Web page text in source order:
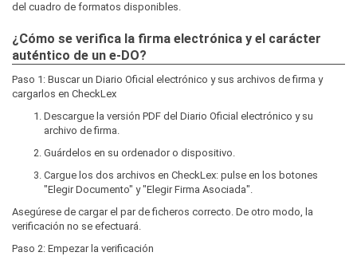
del cuadro de formatos disponibles.
¿Cómo se verifica la firma electrónica y el carácter
auténtico de un e-DO?
Paso 1: Buscar un Diario Oficial electrónico y sus archivos de firma y
cargarlos en CheckLex
Descargue la versión PDF del Diario Oficial electrónico y su
archivo de firma.
Guárdelos en su ordenador o dispositivo.
Cargue los dos archivos en CheckLex: pulse en los botones
"Elegir Documento" y "Elegir Firma Asociada".
Asegúrese de cargar el par de ficheros correcto. De otro modo, la
verificación no se efectuará.
Paso 2: Empezar la verificación